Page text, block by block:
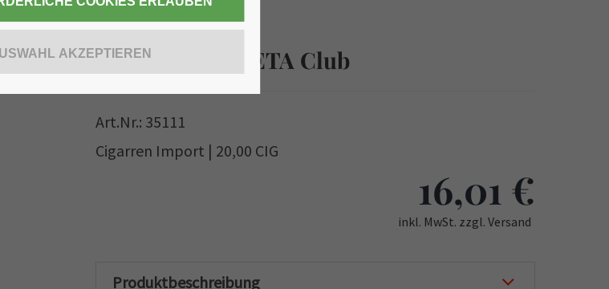
ROMEO Y JULIETA Club
Art.Nr.: 35111
Cigarren Import | 20,00 CIG
16,01 €
inkl. MwSt. zzgl. Versand
Produktbeschreibung